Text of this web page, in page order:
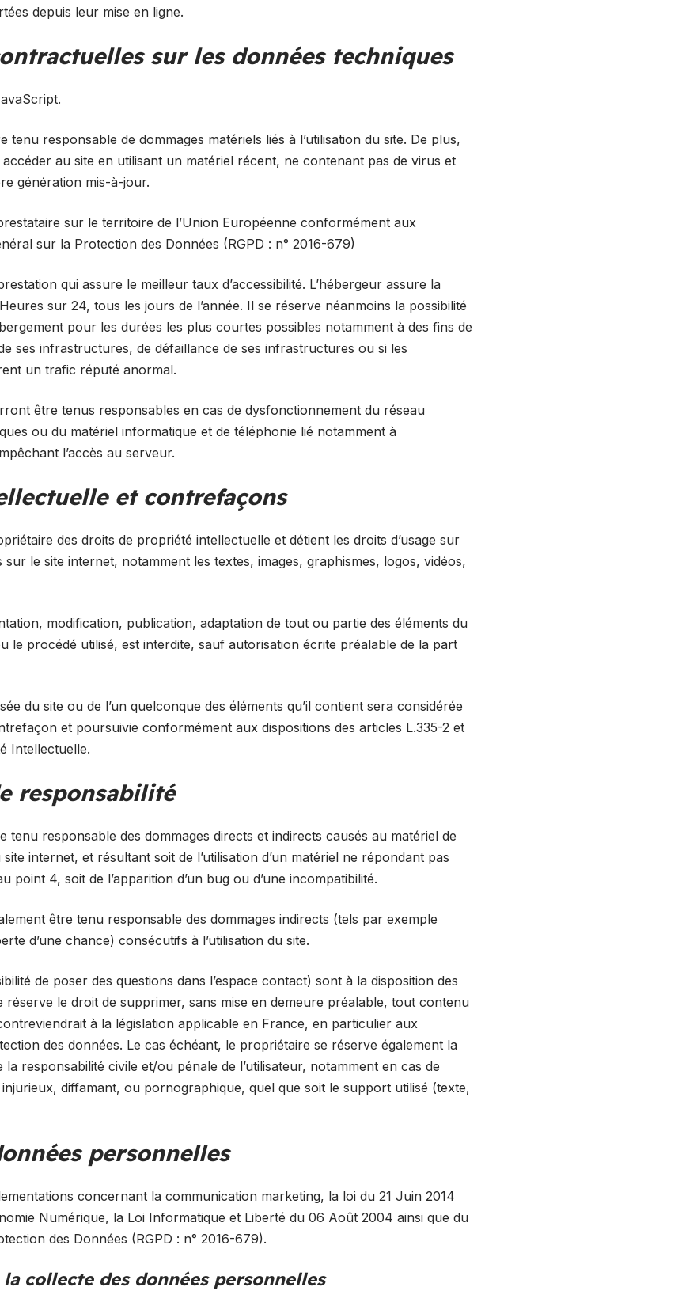
depuis leur mise en ligne.
sur les données techniques
responsable de dommages matériels liés à l’utilisation du site. De plus,
accéder au site en utilisant un matériel récent, ne contenant pas de virus et
génération mis-à-jour.
sur le territoire de l’Union Européenne conformément aux
sur la Protection des Données (RGPD : n° 2016-679)
qui assure le meilleur taux d’accessibilité. L’hébergeur assure la
sur 24, tous les jours de l’année. Il se réserve néanmoins la possibilité
pour les durées les plus courtes possibles notamment à des fins de
ses infrastructures, de défaillance de ses infrastructures ou si les
un trafic réputé anormal.
être tenus responsables en cas de dysfonctionnement du réseau
ou du matériel informatique et de téléphonie lié notamment à
l’accès au serveur.
et contrefaçons
des droits de propriété intellectuelle et détient les droits d’usage sur
sur le site internet, notamment les textes, images, graphismes, logos, vidéos,
modification, publication, adaptation de tout ou partie des éléments du
le procédé utilisé, est interdite, sauf autorisation écrite préalable de la part
du site ou de l’un quelconque des éléments qu’il contient sera considérée
et poursuivie conformément aux dispositions des articles L.335-2 et
Intellectuelle.
responsabilité
responsable des dommages directs et indirects causés au matériel de
site internet, et résultant soit de l’utilisation d’un matériel ne répondant pas
point 4, soit de l’apparition d’un bug ou d’une incompatibilité.
être tenu responsable des dommages indirects (tels par exemple
d’une chance) consécutifs à l’utilisation du site.
de poser des questions dans l’espace contact) sont à la disposition des
réserve le droit de supprimer, sans mise en demeure préalable, tout contenu
à la législation applicable en France, en particulier aux
des données. Le cas échéant, le propriétaire se réserve également la
la responsabilité civile et/ou pénale de l’utilisateur, notamment en cas de
diffamant, ou pornographique, quel que soit le support utilisé (texte,
personnelles
concernant la communication marketing, la loi du 21 Juin 2014
Numérique, la Loi Informatique et Liberté du 06 Août 2004 ainsi que du
des Données (RGPD : n° 2016-679).
la collecte des données personnelles